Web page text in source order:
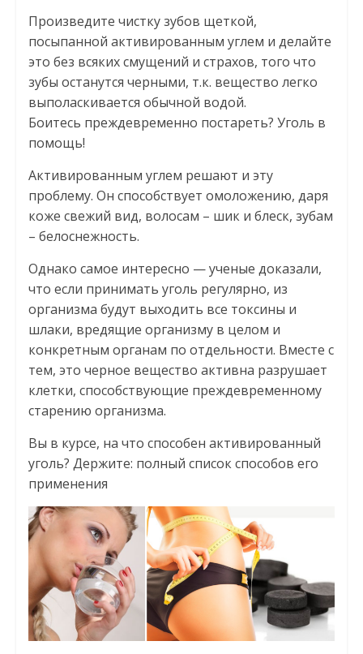
Произведите чистку зубов щеткой,
посыпанной активированным углем и делайте
это без всяких смущений и страхов, того что
зубы останутся черными, т.к. вещество легко
выполаскивается обычной водой.
Боитесь преждевременно постареть? Уголь в
помощь!
Активированным углем решают и эту
проблему. Он способствует омоложению, даря
коже свежий вид, волосам – шик и блеск, зубам
– белоснежность.
Однако самое интересно — ученые доказали,
что если принимать уголь регулярно, из
организма будут выходить все токсины и
шлаки, вредящие организму в целом и
конкретным органам по отдельности. Вместе с
тем, это черное вещество активна разрушает
клетки, способствующие преждевременному
старению организма.
Вы в курсе, на что способен активированный
уголь? Держите: полный список способов его
применения